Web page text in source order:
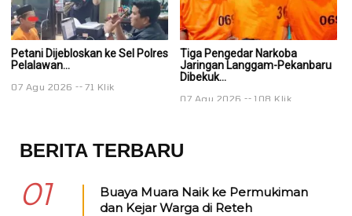
Petani Dijebloskan ke Sel Polres
Pelalawan...
07 Agu 2026 71 Klik
Tiga Pengedar Narkoba
Jaringan Langgam-Pekanbaru
Dibekuk...
07 Agu 2026 108 Klik
BERITA TERBARU
01
Buaya Muara Naik ke Permukiman
dan Kejar Warga di Reteh